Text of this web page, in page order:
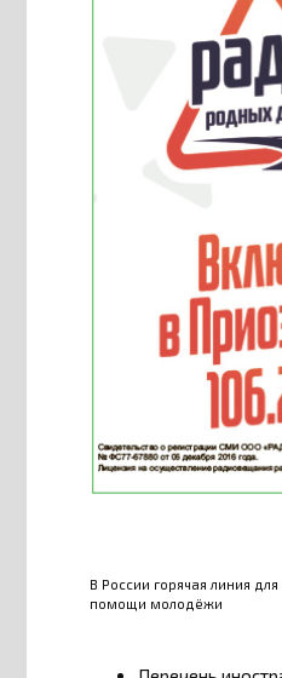
В России горячая линия
помощи молодёжи